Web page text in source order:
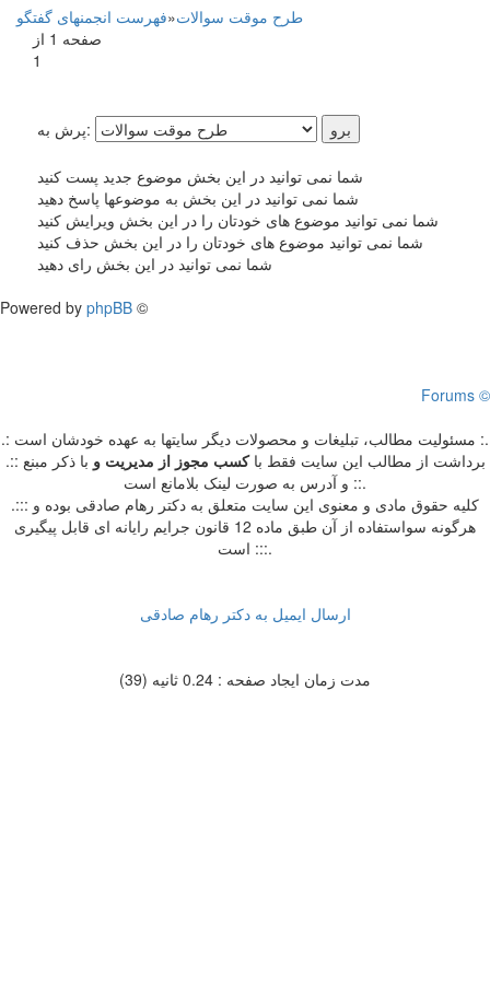
فهرست انجمنهای گفتگو»طرح موقت سوالات
صفحه 1 از
1
پرش به:
شما نمی توانید در این بخش موضوع جدید پست کنید
شما نمی توانید در این بخش به موضوعها پاسخ دهید
شما نمی توانید موضوع های خودتان را در این بخش ویرایش کنید
شما نمی توانید موضوع های خودتان را در این بخش حذف کنید
شما نمی توانید در این بخش رای دهید
Powered by phpBB ©
Forums ©
.: مسئوليت مطالب، تبليغات و محصولات ديگر سايتها به عهده خودشان است :.
.:: برداشت از مطالب اين سايت فقط باکسب مجوز از مدیریت و با ذکر مبنع
و آدرس به صورت لینک بلامانع است ::.
.::: کلیه حقوق مادی و معنوی این سایت متعلق به دکتر رهام صادقی بوده و
هرگونه سواستفاده از آن طبق ماده 12 قانون جرایم رایانه ای قابل پیگیری
است :::.
ارسال ایمیل به دکتر رهام صادقی
مدت زمان ایجاد صفحه : 0.24 ثانیه (39)